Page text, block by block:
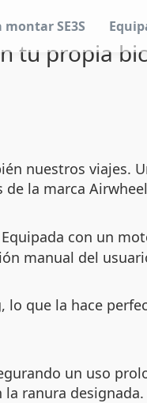
SE3S
tu propia
nuestros viajes.
de la marca
con un
manual del
lo que la hace
un uso
ranura designada.